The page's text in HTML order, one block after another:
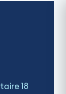
18